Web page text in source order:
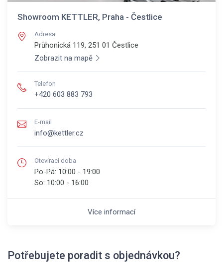
Showroom KETTLER, Praha - Čestlice
Adresa
Průhonická 119, 251 01 Čestlice
Zobrazit na mapě
Telefon
+420 603 883 793
E-mail
info@kettler.cz
Otevírací doba
Po-Pá: 10:00 - 19:00
So: 10:00 - 16:00
Více informací
Potřebujete poradit s objednávkou?